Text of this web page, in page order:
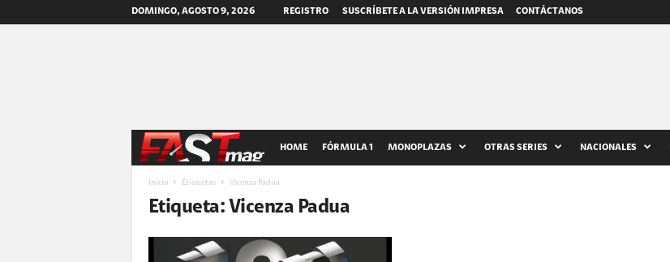
DOMINGO, AGOSTO 9, 2026 REGISTRO SUSCRÍBETE A LA VERSIÓN IMPRESA CONTÁCTANOS
A
T
HOME FÓRMULA 1 MONOPLAZAS OTRAS SERIES NACIONALES
Inicio Etiquetas Vicenza Padua
Etiqueta: Vicenza Padua